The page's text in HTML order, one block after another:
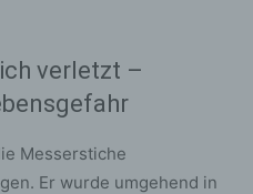
verletzt –
Messerstiche
Er wurde umgehend in